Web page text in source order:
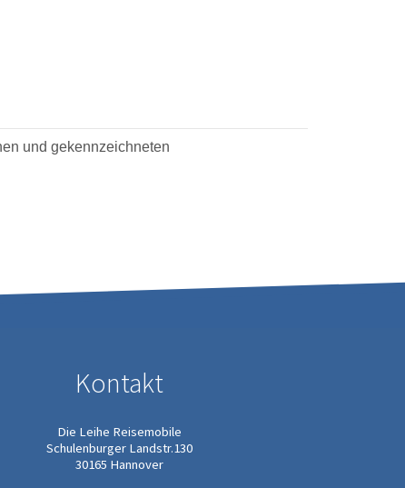
und gekennzeichneten
Kontakt
Die Leihe Reisemobile
Schulenburger Landstr.130
30165 Hannover